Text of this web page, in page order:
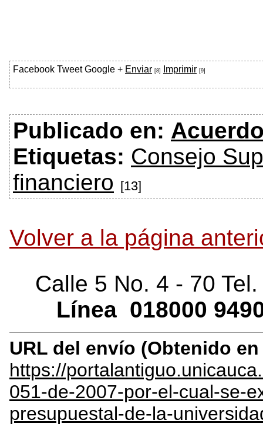
Facebook Tweet Google + Enviar [8] Imprimir [9]
Publicado en:
Etiquetas: Consejo
financiero [13]
Volver a la página
Calle 5 No. 4 - 70
Línea 018000
URL del envío (Obtenido
https://
051-de-2007-por-el-cual-se-
presupuestal-de-la-